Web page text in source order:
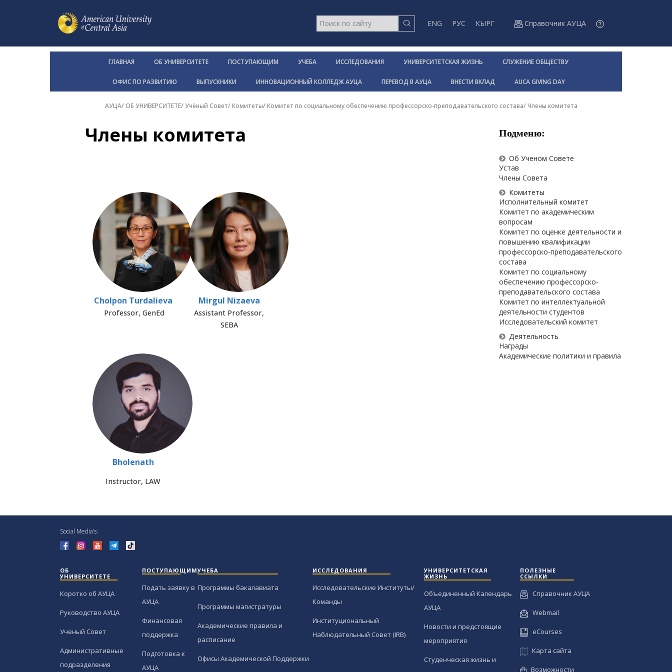
ENG РУС КЫРГ Справочник АУЦА
ГЛАВНАЯ ОБ УНИВЕРСИТЕТЕ ПОСТУПАЮЩИМ УЧЕБА ИССЛЕДОВАНИЯ УНИВЕРСИТЕТСКАЯ ЖИЗНЬ СЛУЖЕНИЕ ОБЩЕСТВУ
ОФИС ПО РАЗВИТИЮ ВЫПУСКНИКИ ИННОВАЦИОННЫЙ КОЛЛЕДЖ АУЦА ПЕРЕВОД В АУЦА ВНЕСТИ ВКЛАД AUCA GIVING DAY
АУЦА/ ОБ УНИВЕРСИТЕТЕ/ Учёный Совет/Комитеты/Комитет по социальному обеспечению профессорско-преподавательского состава/Члены комитета
Члены комитета
Cholpon Turdalieva
Professor, GenEd
Mirgul Nizaeva
Assistant Professor,
SEBA
Bholenath
Instructor, LAW
Подменю:
Об Ученом Совете
Устав
Члены Совета
Комитеты
Исполнительный комитет
Комитет по академическим
вопросам
Комитет по оценке деятельности и
повышению квалификации
профессорско-преподавательского
состава
Комитет по социальному
обеспечению профессорско-
преподавательского состава
Комитет по интеллектуальной
деятельности студентов
Исследовательский комитет
Деятельность
Награды
Академические политики и правила
Social Media’s:
ОБ
УНИВЕРСИТЕТЕ
Коротко об АУЦА
Руководство АУЦА
Ученый Совет
Административные
подразделения
ПОСТУПАЮЩИМ
Подать заявку в
АУЦА
Финансовая
поддержка
Подготовка к
АУЦА
УЧЕБА
Программы бакалавиата
Программы магистратуры
Академические правила и
расписание
Офисы Академической Поддержки
ИССЛЕДОВАНИЯ
Исследовательские Институты/
Команды
Институциональный
Наблюдательный Совет (IRB)
УНИВЕРСИТЕТСКАЯ
ЖИЗНЬ
Объединенный Календарь
АУЦА
Новости и предстоящие
мероприятия
Студенческая жизнь и
ПОЛЕЗНЫЕ
ССЫЛКИ
Справочник АУЦА
Webmail
eCourses
Карта сайта
Возможности